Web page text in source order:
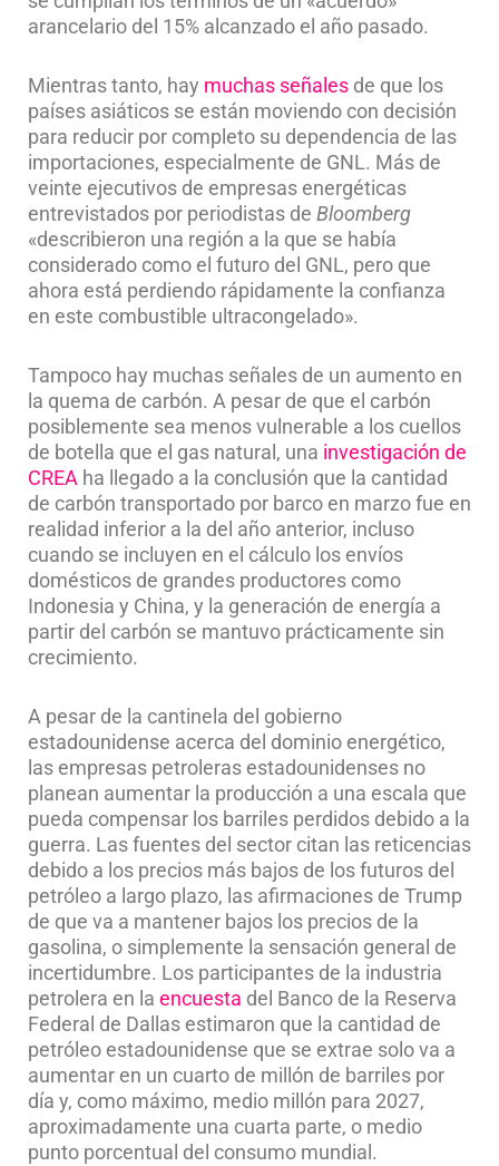
arancelario del 15% alcanzado el año pasado.
Mientras tanto, hay muchas señales de que los
países asiáticos se están moviendo con decisión
para reducir por completo su dependencia de las
importaciones, especialmente de GNL. Más de
veinte ejecutivos de empresas energéticas
entrevistados por periodistas de Bloomberg
«describieron una región a la que se había
considerado como el futuro del GNL, pero que
ahora está perdiendo rápidamente la confianza
en este combustible ultracongelado».
Tampoco hay muchas señales de un aumento en
la quema de carbón. A pesar de que el carbón
posiblemente sea menos vulnerable a los cuellos
de botella que el gas natural, una investigación de
CREA ha llegado a la conclusión que la cantidad
de carbón transportado por barco en marzo fue en
realidad inferior a la del año anterior, incluso
cuando se incluyen en el cálculo los envíos
domésticos de grandes productores como
Indonesia y China, y la generación de energía a
partir del carbón se mantuvo prácticamente sin
crecimiento.
A pesar de la cantinela del gobierno
estadounidense acerca del dominio energético,
las empresas petroleras estadounidenses no
planean aumentar la producción a una escala que
pueda compensar los barriles perdidos debido a la
guerra. Las fuentes del sector citan las reticencias
debido a los precios más bajos de los futuros del
petróleo a largo plazo, las afirmaciones de Trump
de que va a mantener bajos los precios de la
gasolina, o simplemente la sensación general de
incertidumbre. Los participantes de la industria
petrolera en la encuesta del Banco de la Reserva
Federal de Dallas estimaron que la cantidad de
petróleo estadounidense que se extrae solo va a
aumentar en un cuarto de millón de barriles por
día y, como máximo, medio millón para 2027,
aproximadamente una cuarta parte, o medio
punto porcentual del consumo mundial.